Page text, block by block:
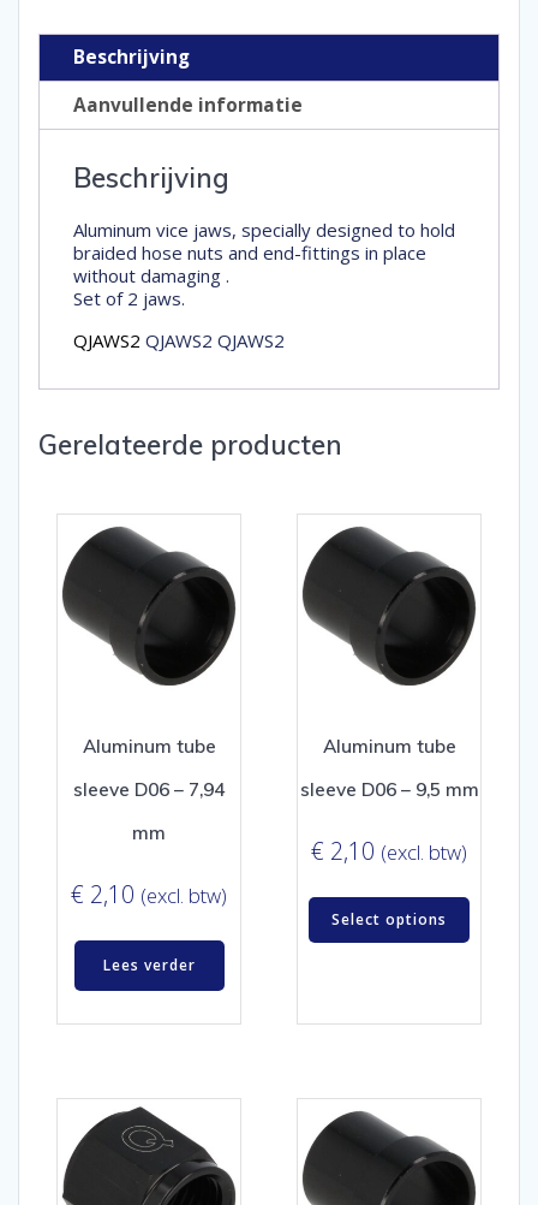
Beschrijving
Aanvullende informatie
Beschrijving
Aluminum vice jaws, specially designed to hold
braided hose nuts and end-fittings in place
without damaging .
Set of 2 jaws.
QJAWS2 QJAWS2 QJAWS2
Gerelateerde producten
Aluminum tube
sleeve D06 – 7,94
mm
€ 2,10 (excl. btw)
Lees verder
Aluminum tube
sleeve D06 – 9,5 mm
€ 2,10 (excl. btw)
Select options